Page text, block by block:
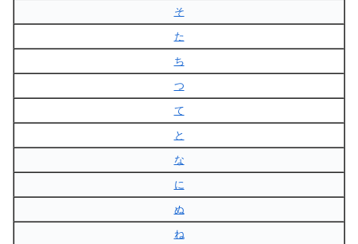
そ
た
ち
つ
て
と
な
に
ぬ
ね